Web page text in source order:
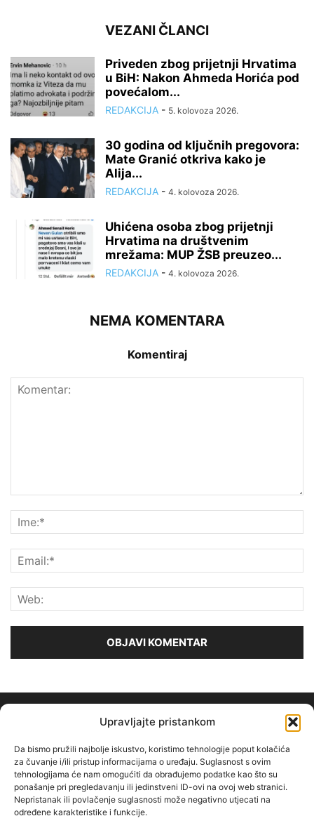
Upravljajte pristankom
Da bismo pružili najbolje iskustvo, koristimo tehnologije poput kolačića
za čuvanje i/ili pristup informacijama o uređaju. Suglasnost s ovim
tehnologijama će nam omogućiti da obrađujemo podatke kao što su
ponašanje pri pregledavanju ili jedinstveni ID-ovi na ovoj web stranici.
Nepristanak ili povlačenje suglasnosti može negativno utjecati na
određene karakteristike i funkcije.
VEZANI ČLANCI
Priveden zbog prijetnji Hrvatima
u BiH: Nakon Ahmeda Horića pod
povećalom...
REDAKCIJA - 5. kolovoza 2026.
30 godina od ključnih pregovora:
Mate Granić otkriva kako je
Alija...
REDAKCIJA - 4. kolovoza 2026.
Uhićena osoba zbog prijetnji
Hrvatima na društvenim
mrežama: MUP ŽSB preuzeo...
REDAKCIJA - 4. kolovoza 2026.
NEMA KOMENTARA
Komentiraj
O NAMA